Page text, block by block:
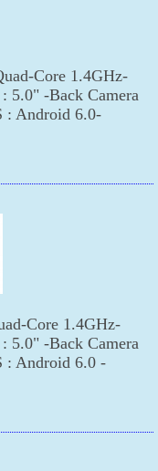
Core 1.4GHz-
5.0" -Back Camera
: Android 6.0-
Core 1.4GHz-
5.0" -Back Camera
: Android 6.0 -